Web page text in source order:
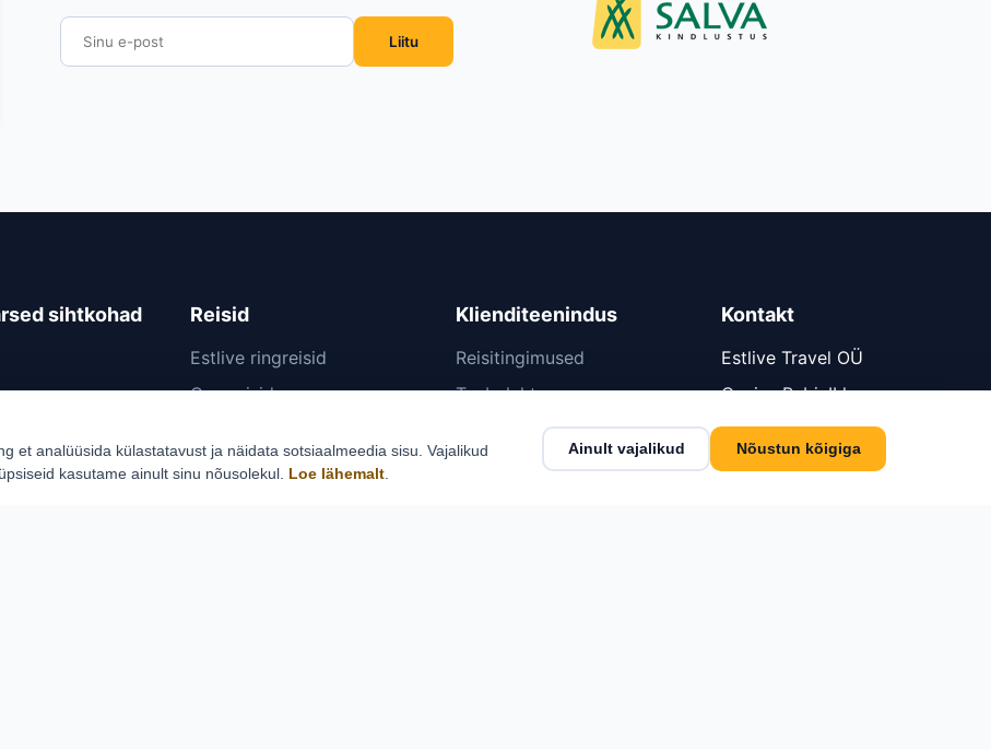
Liitu
sihtkohad Reisid
Estlive ringreisid
Goa reisid
Vietnam, Laos &
Klienditeenindus
Reisitingimused
Teabeleht
Reisikalender
Lennuinfo reaalajas
Kontakt
Estlive Travel OÜ
Cosius Pubi, II korrus
Pikk tn 21, Kose, Harjumaa
75101
et analüüsida külastatavust ja näidata sotsiaalmeedia sisu. Vajalikud
kasutame ainult sinu nõusolekul. Loe lähemalt.
Ainult vajalikud Nõustun kõigiga